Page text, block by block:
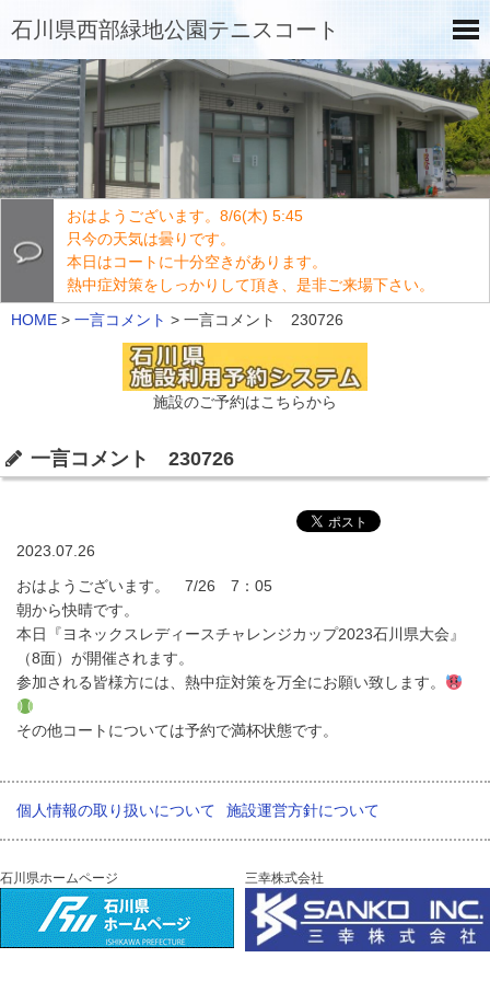
石川県西部緑地公園テニスコート
おはようございます。8/6(木) 5:45
只今の天気は曇りです。
本日はコートに十分空きがあります。
熱中症対策をしっかりして頂き、是非ご来場下さい。
HOME > 一言コメント > 一言コメント 230726
施設のご予約はこちらから
一言コメント 230726
2023.07.26
おはようございます。 7/26 7：05
朝から快晴です。
本日『ヨネックスレディースチャレンジカップ2023石川県大会』
（8面）が開催されます。
参加される皆様方には、熱中症対策を万全にお願い致します。
その他コートについては予約で満杯状態です。
個人情報の取り扱いについて 施設運営方針について
石川県ホームページ 三幸株式会社